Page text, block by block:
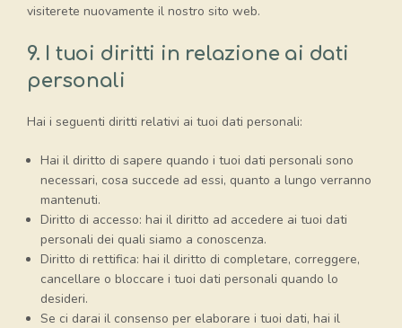
visiterete nuovamente il nostro sito web.
9. I tuoi diritti in relazione ai dati
personali
Hai i seguenti diritti relativi ai tuoi dati personali:
Hai il diritto di sapere quando i tuoi dati personali sono
necessari, cosa succede ad essi, quanto a lungo verranno
mantenuti.
Diritto di accesso: hai il diritto ad accedere ai tuoi dati
personali dei quali siamo a conoscenza.
Diritto di rettifica: hai il diritto di completare, correggere,
cancellare o bloccare i tuoi dati personali quando lo
desideri.
Se ci darai il consenso per elaborare i tuoi dati, hai il